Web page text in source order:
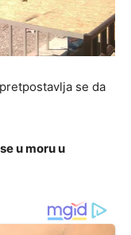
se da
u moru u